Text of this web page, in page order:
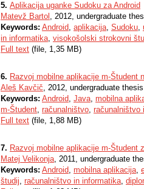
5. Aplikacija uganke Sudoku za Android
Matevž Bartol , 2012, undergraduate
Keywords: Android, aplikacija, Sudoku,
in informatika, visokošolski strokovni
Full text (file, 1,35 MB)
6. Razvoj mobilne aplikacije m-Študent
Aleš Kavčič, 2012, undergraduate thesis
Keywords: Android, Java, mobilna
m-Študent, računalništvo, računalništvo
Full text (file, 1,88 MB)
7. Razvoj mobilne aplikacije m-Študent
Matej Velikonja, 2011, undergraduate
Keywords: Android, mobilna aplikacija,
študij, računalništvo in informatika,